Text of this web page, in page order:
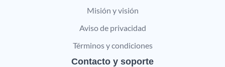
Misión y visión
Aviso de privacidad
Términos y condiciones
Contacto y soporte